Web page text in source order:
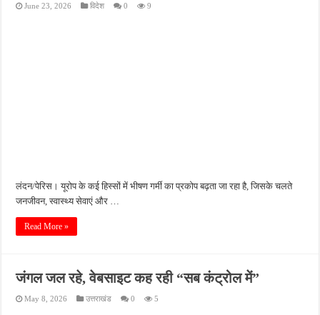
पीएमजीएसवाई सड़क की हालत पर फिर उठे सवाल, ग्रामीणों ने गड्ढों और जलभराव की बताई
June 23, 2026 विदेश 0 9
लंदन/पेरिस। यूरोप के कई हिस्सों में भीषण गर्मी का प्रकोप बढ़ता जा रहा है, जिसके चलते
जनजीवन, स्वास्थ्य सेवाएं और …
Read More »
जंगल जल रहे, वेबसाइट कह रही “सब कंट्रोल में”
May 8, 2026 उत्तराखंड 0 5